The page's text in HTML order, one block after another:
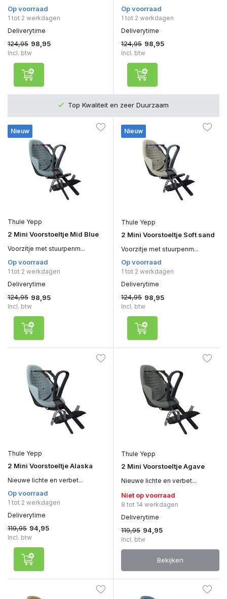
Op voorraad
1 tot 2 werkdagen
Deliverytime
124,95 98,95
Incl. btw
Op voorraad
1 tot 2 werkdagen
Deliverytime
124,95 98,95
Incl. btw
Top Kwaliteit en zeer Duurzaam
Nieuw
Thule Yepp
2 Mini Voorstoeltje Mid Blue
Voorzitje met stuurpenm...
Op voorraad
1 tot 2 werkdagen
Deliverytime
124,95 98,95
Incl. btw
Nieuw
Thule Yepp
2 Mini Voorstoeltje Soft sand
Voorzitje met stuurpenm...
Op voorraad
1 tot 2 werkdagen
Deliverytime
124,95 98,95
Incl. btw
Thule Yepp
2 Mini Voorstoeltje Alaska
Nieuwe lichte en verbet...
Op voorraad
1 tot 2 werkdagen
Deliverytime
119,95 94,95
Incl. btw
Thule Yepp
2 Mini Voorstoeltje Agave
Nieuwe lichte en verbet...
Niet op voorraad
8 tot 14 werkdagen
Deliverytime
119,95 94,95
Incl. btw
Bekijken